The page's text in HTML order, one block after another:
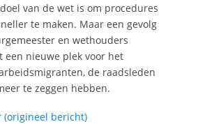
van de wet is om procedures
te maken. Maar een gevolg
en wethouders
een nieuwe plek voor het
de raadsleden
te zeggen hebben.
(origineel bericht)